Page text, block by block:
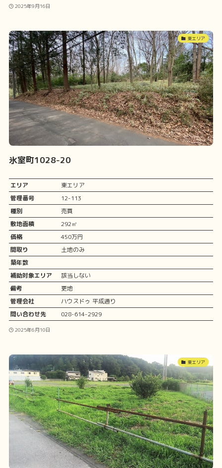
2025年9月16日
東エリア
氷室町1028-20
エリア
東エリア
管理番号
12-113
種別
売買
敷地面積
292㎡
価格
450万円
間取り
土地のみ
築年数
補助対象エリア
該当しない
備考
更地
管理会社
ハウスドゥ 平成通り
問い合わせ先
028-614-2929
2025年6月10日
東エリア